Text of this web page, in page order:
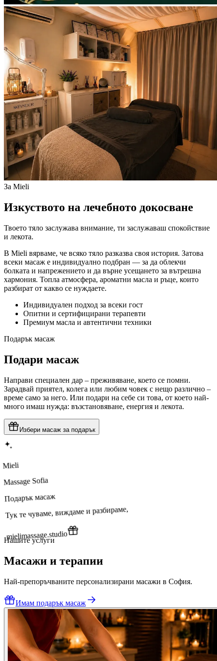
За Mieli
Изкуството на лечебното докосване
Твоето тяло заслужава внимание, ти заслужаваш спокойствие
и лекота.
В Mieli вярваме, че всяко тяло разказва своя история. Затова
всеки масаж е индивидуално подбран — за да облекчи
болката и напрежението и да върне усещането за вътрешна
хармония. Топла атмосфера, ароматни масла и ръце, които
разбират от какво се нуждаете.
Индивидуален подход за всеки гост
Опитни и сертифицирани терапевти
Премиум масла и автентични техники
Подарък масаж
Подари масаж
Направи специален дар – преживяване, което се помни.
Зарадвай приятел, колега или любим човек с нещо различно –
време само за него. Или подари на себе си това, от което най-
много имаш нужда: възстановяване, енергия и лекота.
Избери масаж за подарък
Mieli
Massage Sofia
Подарък масаж
Тук те чуваме, виждаме и разбираме,
mielimassage.studio
Нашите услуги
Масажи и терапии
Най-препоръчваните персонализирани масажи в София.
Имам подарък масаж